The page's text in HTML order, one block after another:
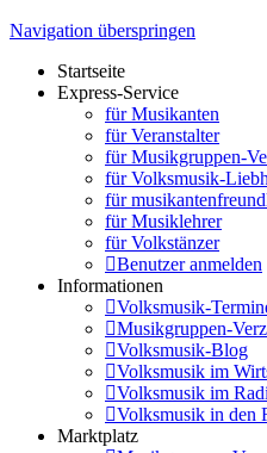
Navigation überspringen
Startseite
Express-Service
für Musikanten
für Veranstalter
für Musikgruppen-
für Volksmusik-
für
für Musiklehrer
für Volkstänzer
Benutzer anmelden
Informationen
Volksmusik-
Musikgruppen-
Volksmusik-Blog
Volksmusik im
Volksmusik im
Volksmusik in den
Marktplatz